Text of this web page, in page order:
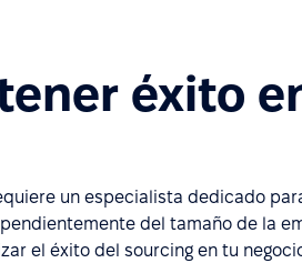
éxito
un especialista dedicado
del tamaño de la
el éxito del sourcing en tu